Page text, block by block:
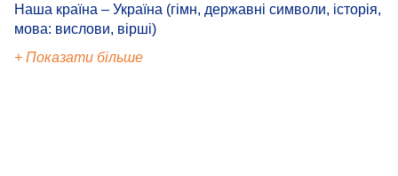
Наша країна – Україна (гімн, державні символи, історія,
мова: вислови, вірші)
+ Показати більше